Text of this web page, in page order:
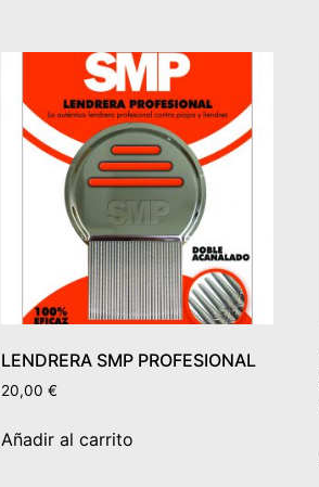
LENDRERA SMP PROFESIONAL
20,00 €
Añadir al carrito